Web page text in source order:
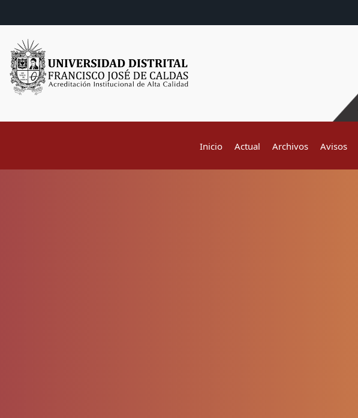
Inicio Actual Archivos Avisos